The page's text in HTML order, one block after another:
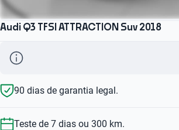
Audi Q3 TFSI ATTRACTION Suv 2018
90 dias de garantia legal.
Teste de 7 dias ou 300 km.